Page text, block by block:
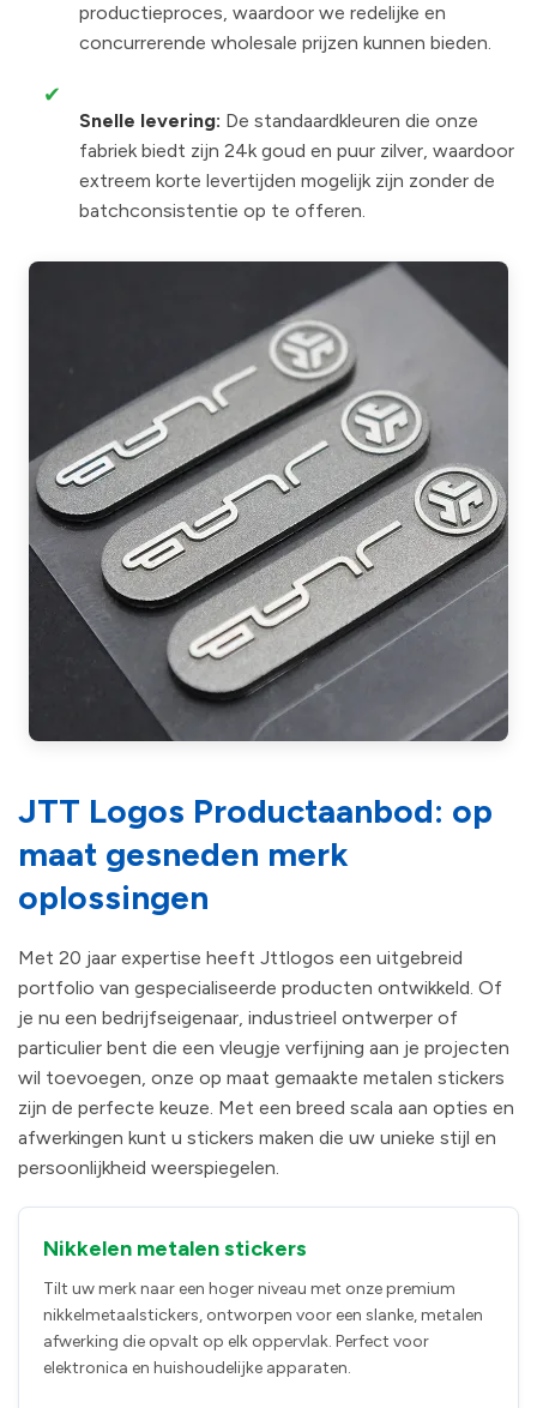
productieproces, waardoor we redelijke en
concurrerende wholesale prijzen kunnen bieden.
✔
Snelle levering: De standaardkleuren die onze
fabriek biedt zijn 24k goud en puur zilver, waardoor
extreem korte levertijden mogelijk zijn zonder de
batchconsistentie op te offeren.
JTT Logos Productaanbod: op
maat gesneden merk
oplossingen
Met 20 jaar expertise heeft Jttlogos een uitgebreid
portfolio van gespecialiseerde producten ontwikkeld. Of
je nu een bedrijfseigenaar, industrieel ontwerper of
particulier bent die een vleugje verfijning aan je projecten
wil toevoegen, onze op maat gemaakte metalen stickers
zijn de perfecte keuze. Met een breed scala aan opties en
afwerkingen kunt u stickers maken die uw unieke stijl en
persoonlijkheid weerspiegelen.
Nikkelen metalen stickers
Tilt uw merk naar een hoger niveau met onze premium
nikkelmetaalstickers, ontworpen voor een slanke, metalen
afwerking die opvalt op elk oppervlak. Perfect voor
elektronica en huishoudelijke apparaten.